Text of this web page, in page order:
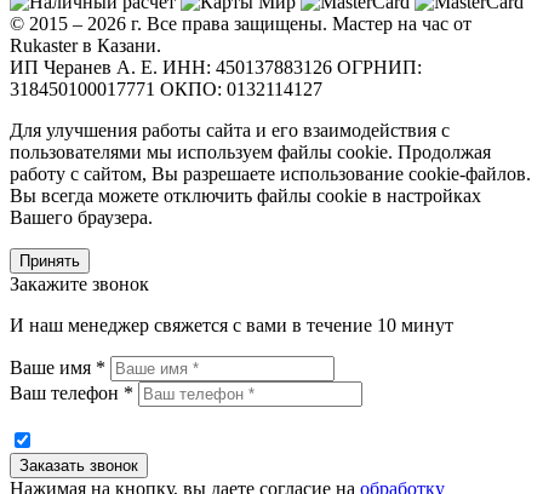
© 2015 – 2026 г. Все права защищены. Мастер на час от
Rukaster в Казани.
ИП Черанев А. Е. ИНН: 450137883126 ОГРНИП:
318450100017771 ОКПО: 0132114127
Для улучшения работы сайта и его взаимодействия с
пользователями мы используем файлы cookie. Продолжая
работу с сайтом, Вы разрешаете использование cookie-файлов.
Вы всегда можете отключить файлы cookie в настройках
Вашего браузера.
Принять
Закажите звонок
И наш менеджер свяжется с вами в течение 10 минут
Ваше имя *
Ваш телефон *
Нажимая на кнопку, вы даете согласие на обработку